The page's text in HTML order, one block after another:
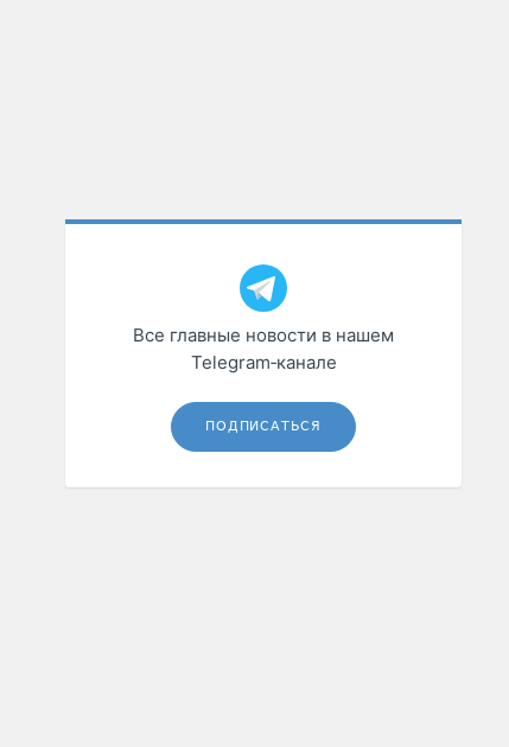
Все главные новости в нашем
Telegram‑канале
ПОДПИСАТЬСЯ